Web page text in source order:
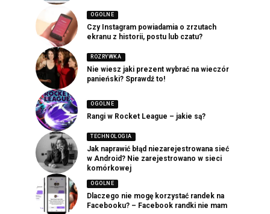
OGOLNE
Czy Instagram powiadamia o zrzutach
ekranu z historii, postu lub czatu?
ROZRYWKA
Nie wiesz jaki prezent wybrać na wieczór
panieński? Sprawdź to!
OGOLNE
Rangi w Rocket League – jakie są?
TECHNOLOGIA
Jak naprawić błąd niezarejestrowana sieć
w Android? Nie zarejestrowano w sieci
komórkowej
OGOLNE
Dlaczego nie mogę korzystać randek na
Facebooku? – Facebook randki nie mam